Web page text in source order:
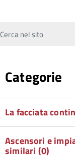
Cerca nel sito
Categorie
La facciata
Ascensori e
similari (0)